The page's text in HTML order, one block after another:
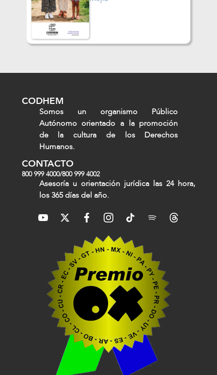
CODHEM
Somos un organismo Público
Autónomo orientado a la promoción
de la cultura de los Derechos
Humanos.
CONTACTO
800 999 4000/800 999 4002
Asesoría u orientación jurídica las 24 hora,
los 365 días del año.